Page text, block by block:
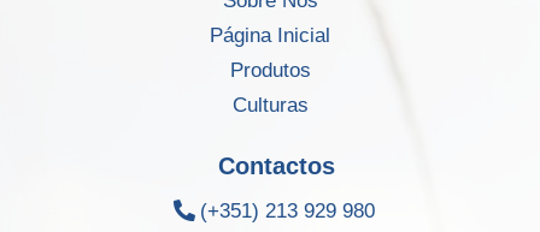
Página Inicial
Produtos
Culturas
Contactos
(+351) 213 929 980